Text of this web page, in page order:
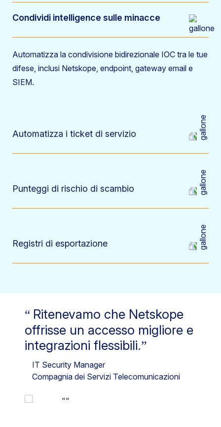
Condividi intelligence sulle minacce
Automatizza la condivisione bidirezionale IOC tra le tue
difese, inclusi Netskope, endpoint, gateway email e
SIEM.
Automatizza i ticket di servizio
Punteggi di rischio di scambio
Registri di esportazione
Ritenevamo che Netskope
offrisse un accesso migliore e
integrazioni flessibili.
IT Security Manager
Compagnia dei Servizi Telecomunicazioni